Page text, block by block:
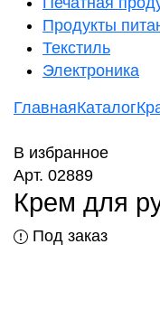
Продукты
Текстиль
Электроника
ГлавнаяКаталог
В избранное
Арт. 02889
Крем для
Под заказ